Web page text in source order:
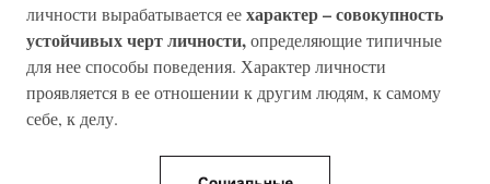
личности вырабатывается еехарактер – совокупность
устойчивых черт личности,определяющие типичные
для нее способы поведения. Характер личности
проявляется в ее отношении к другим людям, к самому
себе, к делу.